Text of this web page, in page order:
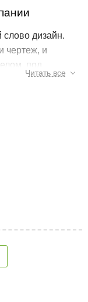
слово дизайн.
чертеж, и
под
внешнего или
которые
И чтобы
хорошее
общее понятие и
и
на:
экстерьера
Читать все